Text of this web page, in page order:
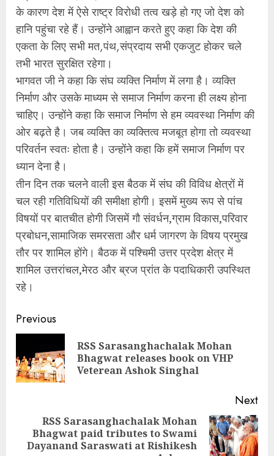
के कारण देश में ऐसे राष्ट्र विरोधी तत्व खड़े हो गए जो देश को
हानि पहुंचा रहे हैं। उन्होंने आह्वान करते हुए कहा कि देश की
एकता के लिए सभी मत,पंथ,संप्रदाय सभी एकजुट होकर चले
तभी भारत सुरक्षित रहेगा।
भागवत जी ने कहा कि संघ व्यक्ति निर्माण में लगा है। व्यक्ति
निर्माण और उसके माध्यम से समाज निर्माण करना ही लक्ष्य होना
चाहिए। उन्होंने कहा कि समाज निर्माण से हम व्यवस्था निर्माण की
ओर बढ़ते है। जब व्यक्ति का व्यक्तित्व मजबूत होगा तो व्यवस्था
परिवर्तन स्वतः होता है। उन्होंने कहा कि हमें समाज निर्माण पर
ध्यान देना है।
तीन दिन तक चलने वाली इस बैठक में संघ की विविध क्षेत्रों में
चल रही गतिविधियों की समीक्षा होगी। इसमें मुख्य रूप से पांच
विषयों पर बातचीत होगी जिसमें गौ संवर्धन,ग्राम विकास,परिवार
प्रबोधन,सामाजिक समरसता और धर्म जागरण के विषय प्रमुख
तौर पर शामिल होंगे। बैठक में पश्चिमी उत्तर प्रदेश क्षेत्र में
शामिल उत्तरांचल,मेरठ और ब्रज प्रांत के पदाधिकारी उपस्थित
रहे।
Continue
Reading
Previous
RSS Sarasanghachalak Mohan
Bhagwat releases book on VHP
Veterean Ashok Singhal
Next
Next
post:
RSS Sarasanghachalak Mohan
Bhagwat paid tributes to Swami
Dayanand Saraswati at Rishikesh